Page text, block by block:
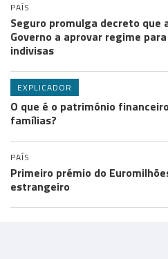
PAÍS
Seguro promulga decreto que
Governo a aprovar regime
indivisas
EXPLICADOR
O que é o património
famílias?
PAÍS
Primeiro prémio do
estrangeiro